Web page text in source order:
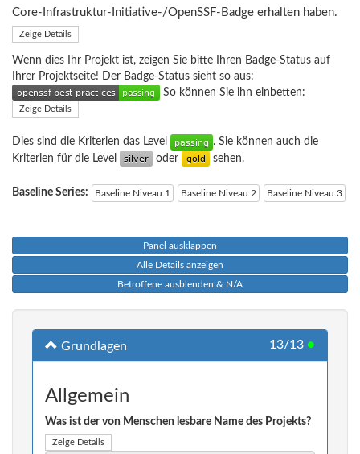
Core-Infrastruktur-Initiative-/OpenSSF-Badge erhalten haben.
Zeige Details
Wenn dies Ihr Projekt ist, zeigen Sie bitte Ihren Badge-Status auf
Ihrer Projektseite! Der Badge-Status sieht so aus:
So können Sie ihn einbetten:
Zeige Details
Dies sind die Kriterien das Level
. Sie können auch die
Kriterien für die Level
oder sehen.
Baseline Series: Baseline Niveau 1 Baseline Niveau 2 Baseline Niveau 3
Panel ausklappen
Alle Details anzeigen
Betroffene ausblenden & N/A
Grundlagen 13/13 ●
Allgemein
Was ist der von Menschen lesbare Name des Projekts?
Zeige Details